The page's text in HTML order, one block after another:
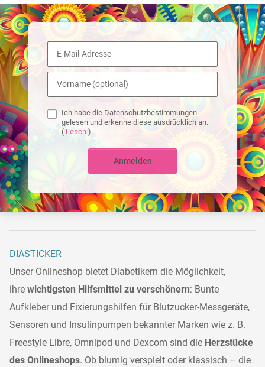
Ich habe die Datenschutzbestimmungen
gelesen und erkenne diese ausdrücklich an.
( Lesen )
Anmelden
DIASTICKER
Unser Onlineshop bietet Diabetikern die Möglichkeit,
ihre wichtigsten Hilfsmittel zu verschönern: Bunte
Aufkleber und Fixierungshilfen für Blutzucker-Messgeräte,
Sensoren und Insulinpumpen bekannter Marken wie z. B.
Freestyle Libre, Omnipod und Dexcom sind die Herzstücke
des Onlineshops. Ob blumig verspielt oder klassisch – die